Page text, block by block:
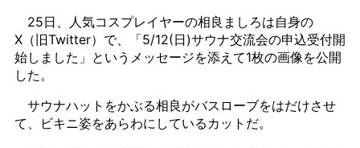
25日、人気コスプレイヤーの相良ましろは自身の
X（旧Twitter）で、「5/12(日)サウナ交流会の申込受付開
始しました」というメッセージを添えて1枚の画像を公開
した。
サウナハットをかぶる相良がバスローブをはだけさせ
て、ビキニ姿をあらわにしているカットだ。